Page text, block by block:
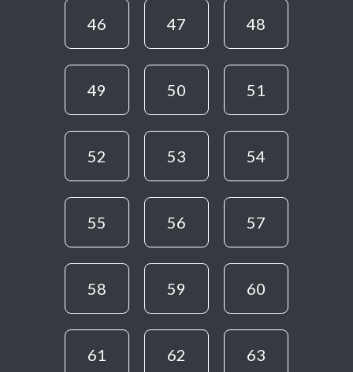
46 47 48
49 50 51
52 53 54
55 56 57
58 59 60
61 62 63